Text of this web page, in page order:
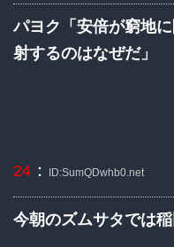
パヨク「安倍が窮地
射するのはなぜだ」
24 ： ID:SumQDwhb0.net
今朝のズムサタでは